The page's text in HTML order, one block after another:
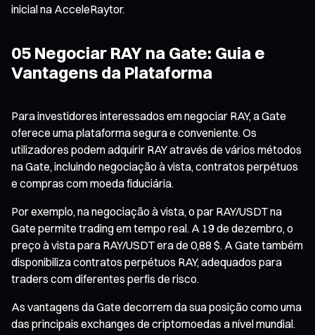
inicial na AcceleRaytor.
05 Negociar RAY na Gate: Guia e
Vantagens da Plataforma
Para investidores interessados em negociar RAY, a Gate
oferece uma plataforma segura e conveniente. Os
utilizadores podem adquirir RAY através de vários métodos
na Gate, incluindo negociação à vista, contratos perpétuos
e compras com moeda fiduciária.
Por exemplo, na negociação à vista, o par RAY/USDT na
Gate permite trading em tempo real. A 19 de dezembro, o
preço à vista para RAY/USDT era de 0,88 $. A Gate também
disponibiliza contratos perpétuos RAY, adequados para
traders com diferentes perfis de risco.
As vantagens da Gate decorrem da sua posição como uma
das principais exchanges de criptomoedas a nível mundial.